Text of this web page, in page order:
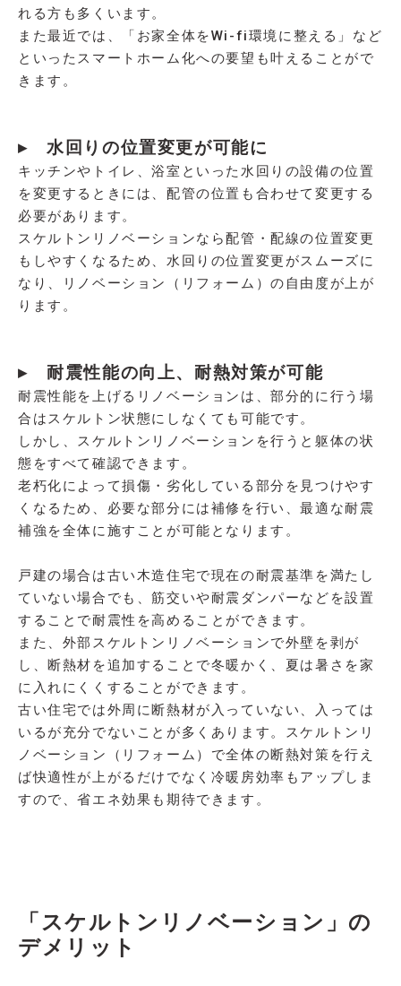
れる方も多くいます。
また最近では、「お家全体をWi-fi環境に整える」など
といったスマートホーム化への要望も叶えることがで
きます。
▸ 水回りの位置変更が可能に
キッチンやトイレ、浴室といった水回りの設備の位置
を変更するときには、配管の位置も合わせて変更する
必要があります。
スケルトンリノベーションなら配管・配線の位置変更
もしやすくなるため、水回りの位置変更がスムーズに
なり、リノベーション（リフォーム）の自由度が上が
ります。
▸ 耐震性能の向上、耐熱対策が可能
耐震性能を上げるリノベーションは、部分的に行う場
合はスケルトン状態にしなくても可能です。
しかし、スケルトンリノベーションを行うと躯体の状
態をすべて確認できます。
老朽化によって損傷・劣化している部分を見つけやす
くなるため、必要な部分には補修を行い、最適な耐震
補強を全体に施すことが可能となります。
戸建の場合は古い木造住宅で現在の耐震基準を満たし
ていない場合でも、筋交いや耐震ダンパーなどを設置
することで耐震性を高めることができます。
また、外部スケルトンリノベーションで外壁を剥が
し、断熱材を追加することで冬暖かく、夏は暑さを家
に入れにくくすることができます。
古い住宅では外周に断熱材が入っていない、入っては
いるが充分でないことが多くあります。スケルトンリ
ノベーション（リフォーム）で全体の断熱対策を行え
ば快適性が上がるだけでなく冷暖房効率もアップしま
すので、省エネ効果も期待できます。
「スケルトンリノベーション」の
デメリット